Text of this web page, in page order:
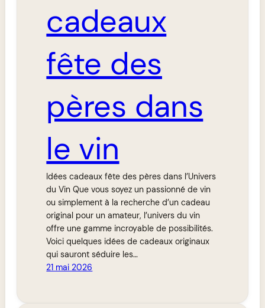
cadeaux
fête des
pères dans
le vin
Idées cadeaux fête des pères dans l’Univers
du Vin Que vous soyez un passionné de vin
ou simplement à la recherche d’un cadeau
original pour un amateur, l’univers du vin
offre une gamme incroyable de possibilités.
Voici quelques idées de cadeaux originaux
qui sauront séduire les…
21 mai 2026